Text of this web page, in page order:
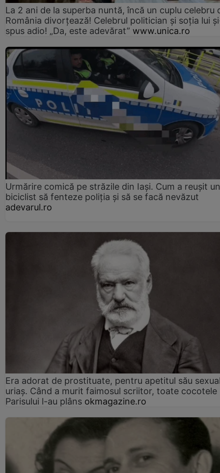
La 2 ani de la superba nuntă, încă un cuplu celebru
România divorțează! Celebrul politician și soția lui
spus adio! „Da, este adevărat” www.unica.ro
Urmărire comică pe străzile din Iași. Cum a reușit un
biciclist să fenteze poliția și să se facă nevăzut
adevarul.ro
Era adorat de prostituate, pentru apetitul său
uriaș. Când a murit faimosul scriitor, toate cocotele
Parisului l-au plâns okmagazine.ro